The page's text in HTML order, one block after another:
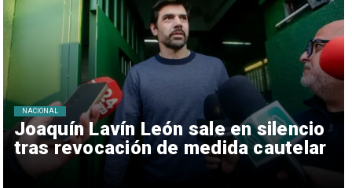
Joaquín Lavín León sale en silencio
tras revocación de medida cautelar
NACIONAL